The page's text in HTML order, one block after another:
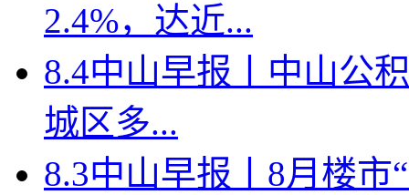
2.4%，达近...
8.4中山早报丨中山公
城区多...
8.3中山早报丨8月楼市